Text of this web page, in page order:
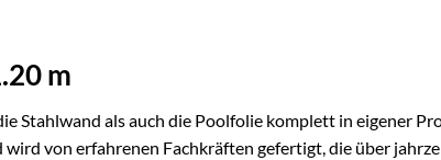
m
Stahlwand als auch die Poolfolie komplett in eigener
von erfahrenen Fachkräften gefertigt, die über